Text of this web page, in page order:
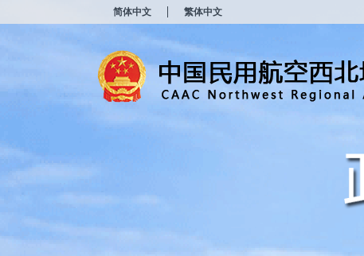
简体中文 繁体中文
窗